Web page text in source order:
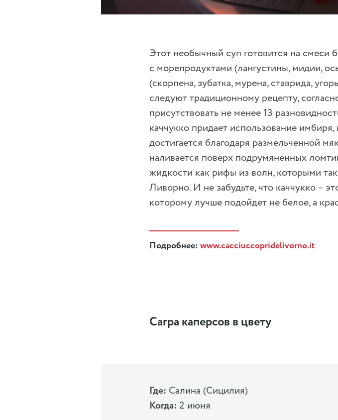
Этот необычный суп готовится на смеси
с морепродуктами (лангустины, мидии,
(скорпена, зубатка, мурена, ставрида,
следуют традиционному рецепту,
присутствовать не менее 13
каччукко придает использование
достигается благодаря размельченной
наливается поверх подрумяненных
жидкости как рифы из волн, которыми
Ливорно. И не забудьте, что каччукко –
которому лучше подойдет не белое, а
Подробнее:www.cacciuccopridelivorno.it
Сагра каперсов в цвету
Где: Салина (Сицилия)
Когда: 2 июня